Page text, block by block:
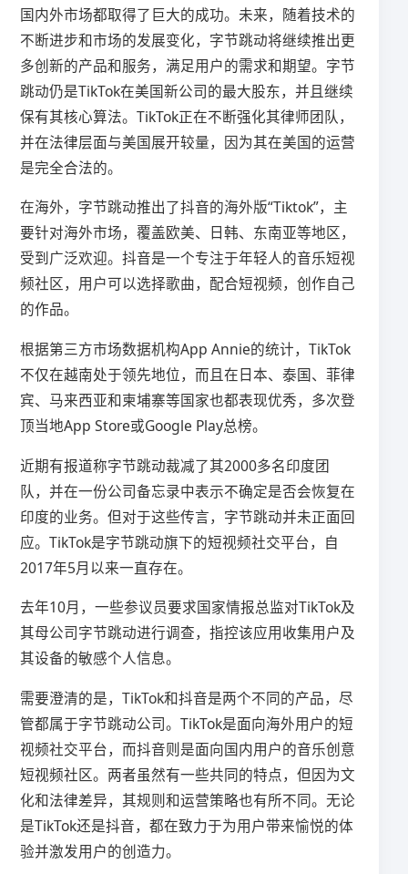
国内外市场都取得了巨大的成功。未来，随着技术的
不断进步和市场的发展变化，字节跳动将继续推出更
多创新的产品和服务，满足用户的需求和期望。字节
跳动仍是TikTok在美国新公司的最大股东，并且继续
保有其核心算法。TikTok正在不断强化其律师团队，
并在法律层面与美国展开较量，因为其在美国的运营
是完全合法的。
在海外，字节跳动推出了抖音的海外版“Tiktok”，主
要针对海外市场，覆盖欧美、日韩、东南亚等地区，
受到广泛欢迎。抖音是一个专注于年轻人的音乐短视
频社区，用户可以选择歌曲，配合短视频，创作自己
的作品。
根据第三方市场数据机构App Annie的统计，TikTok
不仅在越南处于领先地位，而且在日本、泰国、菲律
宾、马来西亚和柬埔寨等国家也都表现优秀，多次登
顶当地App Store或Google Play总榜。
近期有报道称字节跳动裁减了其2000多名印度团
队，并在一份公司备忘录中表示不确定是否会恢复在
印度的业务。但对于这些传言，字节跳动并未正面回
应。TikTok是字节跳动旗下的短视频社交平台，自
2017年5月以来一直存在。
去年10月，一些参议员要求国家情报总监对TikTok及
其母公司字节跳动进行调查，指控该应用收集用户及
其设备的敏感个人信息。
需要澄清的是，TikTok和抖音是两个不同的产品，尽
管都属于字节跳动公司。TikTok是面向海外用户的短
视频社交平台，而抖音则是面向国内用户的音乐创意
短视频社区。两者虽然有一些共同的特点，但因为文
化和法律差异，其规则和运营策略也有所不同。无论
是TikTok还是抖音，都在致力于为用户带来愉悦的体
验并激发用户的创造力。